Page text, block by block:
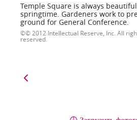
Temple Square is always
springtime. Gardeners work to
ground for General Conference.
© 2012 Intellectual Reserve, Inc. All
reserved.